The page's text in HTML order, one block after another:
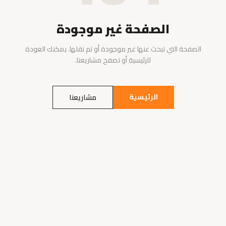
الصفحة غير موجودة
الصفحة التي تبحث عنها غير موجودة أو تم نقلها. يمكنك العودة
للرئيسية أو تصفح مشاريعنا.
الرئيسية مشاريعنا